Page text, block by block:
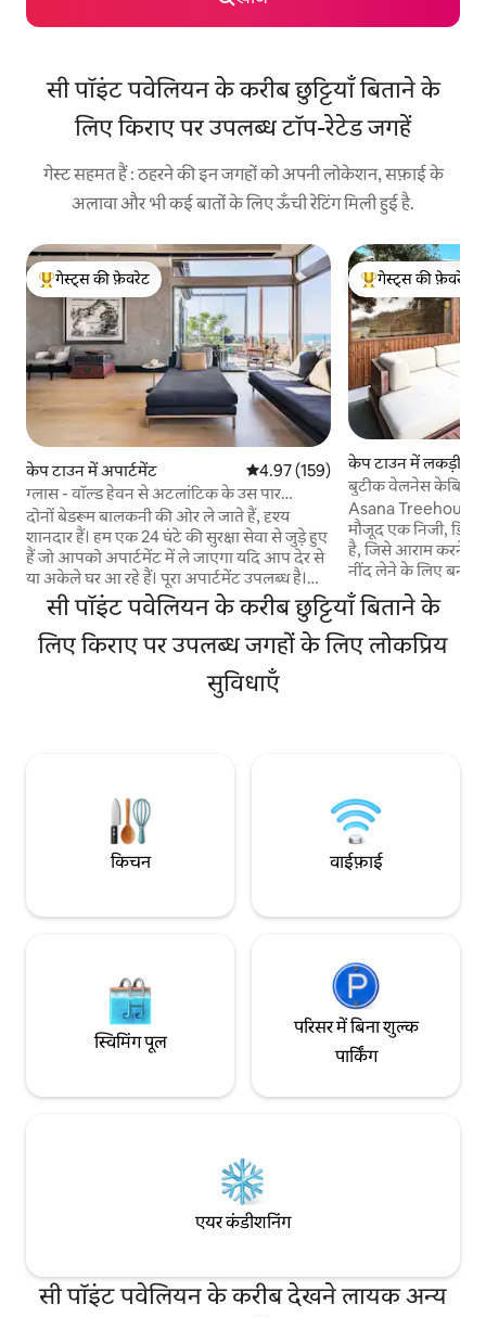
सी पॉइंट पवेलियन के करीब छुट्टियाँ बिताने के
लिए किराए पर उपलब्ध टॉप-रेटेड जगहें
गेस्ट सहमत हैं : ठहरने की इन जगहों को अपनी लोकेशन, सफ़ाई के
अलावा और भी कई बातों के लिए ऊँची रेटिंग मिली हुई है.
गेस्ट्स का टॉप फ़ेवरेट
गेस्ट्स की फ़ेवरेट
केप टाउन में अपार्टमेंट औसत रेटिंग 5 में से 4.97, 159 समीक्षाएँ
4.97 (159)
ग्लास - वॉल्ड हेवन से अटलांटिक के उस पार
टकटकी लगाएँ
दोनों बेडरूम बालकनी की ओर ले जाते हैं, दृश्य
शानदार हैं। हम एक 24 घंटे की सुरक्षा सेवा से जुड़े हुए
हैं जो आपको अपार्टमेंट में ले जाएगा यदि आप देर से
या अकेले घर आ रहे हैं। पूरा अपार्टमेंट उपलब्ध है।
ओपन प्लान लाउंज डाइनिंग किचन और दो एन -
सुइट बाथरूम, एंट्री एरिया और डेक। मैं एक कलाकार
हूं, इसलिए मेरा स्टूडियो (अपार्टमेंट एंट्री के विपरीत)
लॉक हो जाएगा क्योंकि मैं इसे स्टोररूम के रूप में
किलोमीटर पश्चिम में स्थित, Fresnaye शहर के
सिर्फ़ स्ट्रीट पार्किंग है, लेकिन हम MyCiti बस स्टॉप
से 100 मीटर की दूरी पर हैं और हमने पाया है कि
ज़्यादातर मेहमान Uber का इस्तेमाल करते हुए सबसे
सुविधाजनक हैं। यदि आप एक व्यक्तिगत टूर गाइड
कर सकते हैं। कृपया ध्यान दें कि आपके ठहरने से
गेस्ट्स का टॉप फ़ेवरेट
गेस्ट्स की फ़ेवरेट
केप टाउन में लकड़ी का
बुटीक वेलनेस केबिन -
Asana Treehouse
मौजूद एक निजी,
है, जिसे आराम करने,
नींद लेने के लिए बनाया गया है। इस
मनमोहक नज़ारों के
का पूरा निजी अनुभव
टब/जकूज़ी, कोल्ड
किंग बेड शामिल है,
सी पॉइंट पवेलियन के करीब छुट्टियाँ बिताने के
लिए किराए पर उपलब्ध जगहों के लिए लोकप्रिय
सुविधाएँ
किचन वाईफ़ाई
स्विमिंग पूल
परिसर में बिना शुल्क
पार्किंग
एयर कंडीशनिंग
सी पॉइंट पवेलियन के करीब देखने लायक अन्य